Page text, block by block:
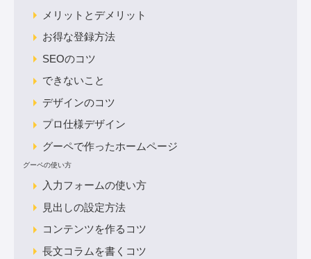
メリットとデメリット
お得な登録方法
SEOのコツ
できないこと
デザインのコツ
プロ仕様デザイン
グーペで作ったホームページ
グーペの使い方
入力フォームの使い方
見出しの設定方法
コンテンツを作るコツ
長文コラムを書くコツ